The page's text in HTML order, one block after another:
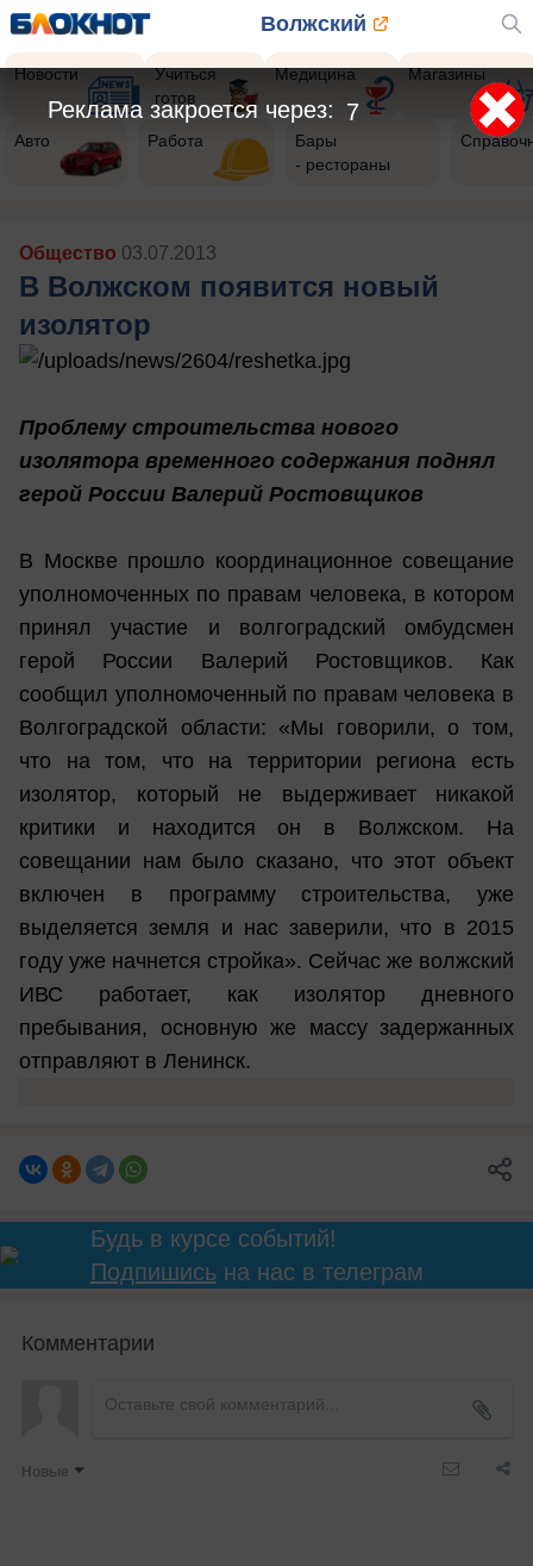
Волжский
Новости
Учиться
готов
Медицина Магазины
Авто Работа
Бары
- рестораны
Общество 03.07.2013
В Волжском появится новый
изолятор
Проблему строительства нового
изолятора временного содержания поднял
герой России Валерий Ростовщиков
В Москве прошло координационное совещание
уполномоченных по правам человека, в котором
принял участие и волгоградский омбудсмен
герой России Валерий Ростовщиков. Как
сообщил уполномоченный по правам человека в
Волгоградской области: «Мы говорили, о том,
что на том, что на территории региона есть
изолятор, который не выдерживает никакой
критики и находится он в Волжском. На
совещании нам было сказано, что этот объект
включен в программу строительства, уже
выделяется земля и нас заверили, что в 2015
году уже начнется стройка». Сейчас же волжский
ИВС работает, как изолятор дневного
пребывания, основную же массу задержанных
отправляют в Ленинск.
Будь в курсе событий!
Подпишисьна нас в телеграм
Комментарии
Новые
5
Реклама закроется через: